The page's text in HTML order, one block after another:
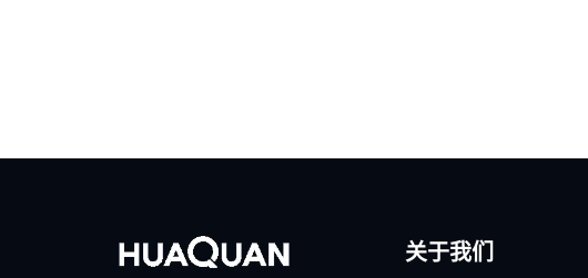
关于我们